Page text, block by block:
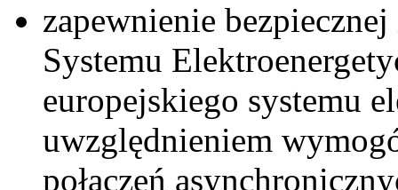
zapewnienie
Systemu
europejskiego systemu
uwzględnieniem
połączeń